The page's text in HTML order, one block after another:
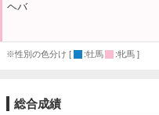
ヘバ
※性別の色分け [ :牡馬 :牝馬 ]
総合成績